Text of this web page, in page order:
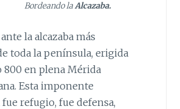
Bordeando laAlcazaba.
la alcazaba más
toda la península, erigida
800 en plena Mérida
Esta imponente
refugio, fue defensa,